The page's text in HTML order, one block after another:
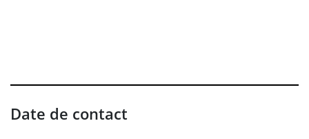
Date de contact